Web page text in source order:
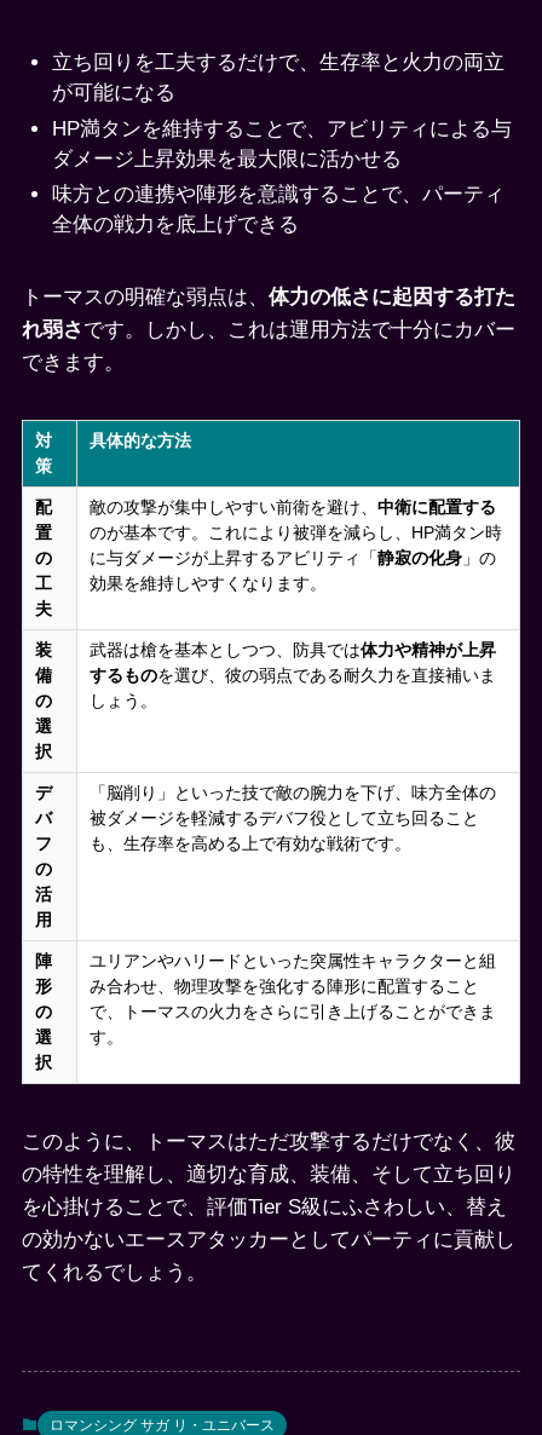
立ち回りを工夫するだけで、生存率と火力の両立
が可能になる
HP満タンを維持することで、アビリティによる与
ダメージ上昇効果を最大限に活かせる
味方との連携や陣形を意識することで、パーティ
全体の戦力を底上げできる
トーマスの明確な弱点は、 体力の低さに起因する打た
れ弱さです。しかし、これは運用方法で十分にカバー
できます。
対
策
具体的な方法
配
置
の
工
夫
敵の攻撃が集中しやすい前衛を避け、中衛に配置する
のが基本です。これにより被弾を減らし、HP満タン時
に与ダメージが上昇するアビリティ「静寂の化身 」の
効果を維持しやすくなります。
装
備
の
選
択
武器は槍を基本としつつ、防具では体力や精神が上昇
するものを選び、彼の弱点である耐久力を直接補いま
しょう。
デ
バ
フ
の
活
用
「脳削り」といった技で敵の腕力を下げ、味方全体の
被ダメージを軽減するデバフ役として立ち回ること
も、生存率を高める上で有効な戦術です。
陣
形
の
選
択
ユリアンやハリードといった突属性キャラクターと組
み合わせ、物理攻撃を強化する陣形に配置すること
で、トーマスの火力をさらに引き上げることができま
す。
このように、トーマスはただ攻撃するだけでなく、彼
の特性を理解し、適切な育成、装備、そして立ち回り
を心掛けることで、評価Tier S級にふさわしい、替え
の効かないエースアタッカーとしてパーティに貢献し
てくれるでしょう。
ロマンシング サガ リ・ユニバース